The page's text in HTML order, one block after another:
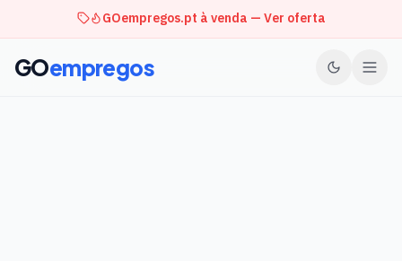
GOempregos.pt à venda — Ver oferta
GOempregos